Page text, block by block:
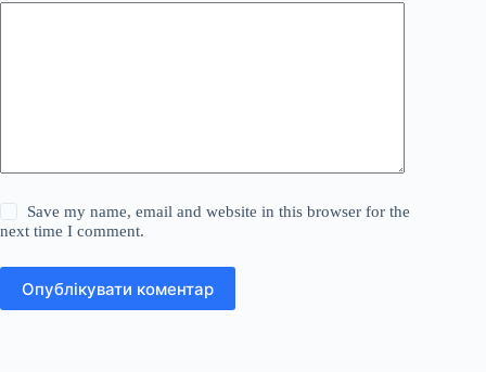
Save my name, email and website in this browser for the
next time I comment.
Опублікувати коментар